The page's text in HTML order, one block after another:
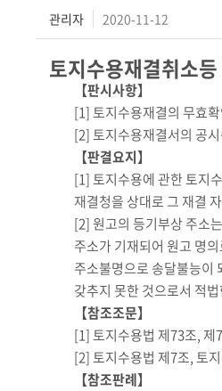
관리자 2020-11-12
토지수용재결취
【판시사항】
[1] 토지수용재결의 무효
[2] 토지수용재결서의 공
【판결요지】
[1] 토지수용에 관한 토지
재결청을 상대로 그 재결
[2] 원고의 등기부상 주소
주소가 기재되어 원고 명
주소불명으로 송달불능이
갖추지 못한 것으로서 적
【참조조문】
[1]토지수용법 제73조, 제
[2]토지수용법 제7조,토
【참조판례】